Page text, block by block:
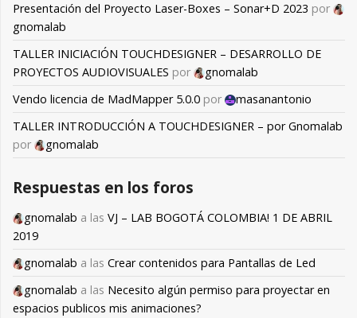
Presentación del Proyecto Laser-Boxes – Sonar+D 2023 por
gnomalab
TALLER INICIACIÓN TOUCHDESIGNER – DESARROLLO DE
PROYECTOS AUDIOVISUALES por
gnomalab
Vendo licencia de MadMapper 5.0.0 por
masanantonio
TALLER INTRODUCCIÓN A TOUCHDESIGNER – por Gnomalab
por
gnomalab
Respuestas en los foros
gnomalab a las VJ – LAB BOGOTÁ COLOMBIA! 1 DE ABRIL
2019
gnomalab a las Crear contenidos para Pantallas de Led
gnomalab a las Necesito algún permiso para proyectar en
espacios publicos mis animaciones?